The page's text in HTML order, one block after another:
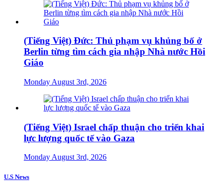
(Tiếng Việt) Đức: Thủ phạm vụ khủng bố ở
Berlin từng tìm cách gia nhập Nhà nước Hồi
Giáo
Monday August 3rd, 2026
(Tiếng Việt) Israel chấp thuận cho triển khai
lực lượng quốc tế vào Gaza
Monday August 3rd, 2026
U.S News